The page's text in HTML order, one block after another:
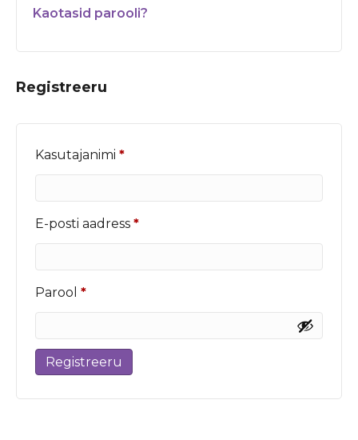
Kaotasid parooli?
Registreeru
Kasutajanimi *Nõutud
E-posti aadress *Nõutud
Parool *Nõutud
Registreeru